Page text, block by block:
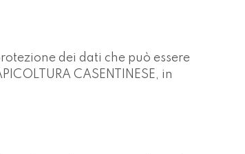
dei dati che può essere
CASENTINESE, in